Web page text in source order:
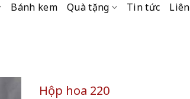
Bánh kem Quà tặng Tin tức
Hộp hoa 220